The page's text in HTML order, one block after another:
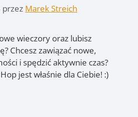
przez Marek Streich
wieczory oraz lubisz
Chcesz zawiązać nowe,
i spędzić aktywnie czas?
jest właśnie dla Ciebie! :)